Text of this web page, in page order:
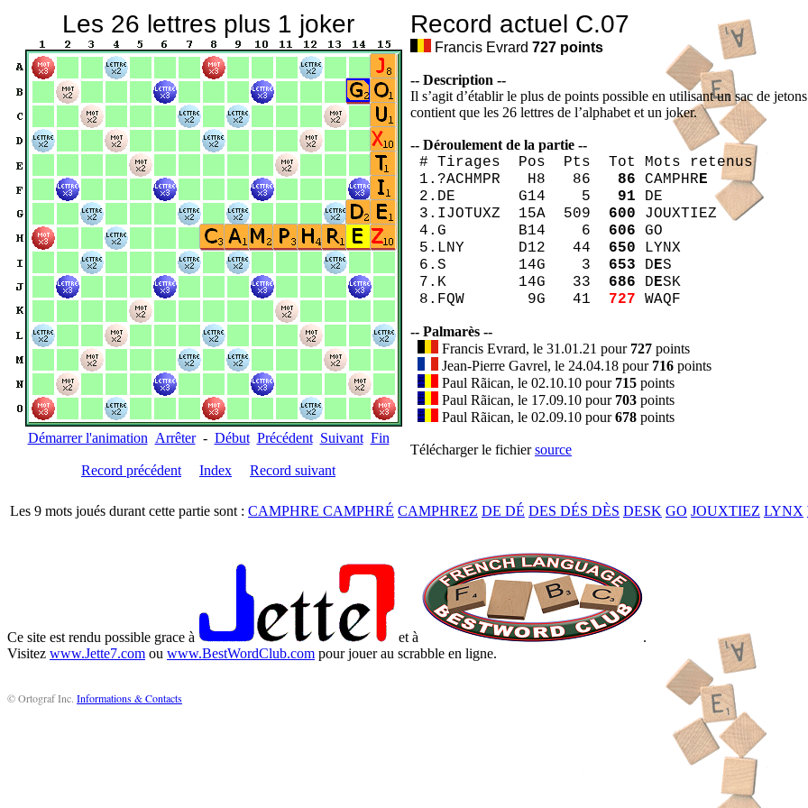
Les 26 lettres plus 1 joker
Démarrer l'animation Arrêter- Début Précédent Suivant Fin
Record précédent Index Record suivant
Record actuel C.07
Francis Evrard 727 points
-- Description --
Il s’agit d’établir le plus de points possible en utilisant un sac de
contient que les 26 lettres de l’alphabet et un joker.
-- Déroulement de la partie --
# Tirages Pos Pts Tot Mots retenus
1.?ACHMPR H8 86 86 CAMPHRE
2.DE G14 5 91 DE
3.IJOTUXZ 15A 509 600 JOUXTIEZ
4.G B14 6 606 GO
5.LNY D12 44 650 LYNX
6.S 14G 3 653 DES
7.K 14G 33 686 DESK
8.FQW 9G 41 727 WAQF
-- Palmarès --
Francis Evrard, le 31.01.21 pour 727 points
Jean-Pierre Gavrel, le 24.04.18 pour 716 points
Paul Rãican, le 02.10.10 pour 715 points
Paul Rãican, le 17.09.10 pour 703 points
Paul Rãican, le 02.09.10 pour678 points
Télécharger le fichiersource
Les 9 mots joués durant cette partie sont : CAMPHRE CAMPHRÉ CAMPHREZ DE DÉ DES DÉS DÈS DESK GO JOUXTIEZ LYNX
Ce site est rendu possible grace à et à
.
Visitez www.Jette7.com ou www.BestWordClub.com pour jouer au scrabble en ligne.
© Ortograf Inc. Informations & Contacts